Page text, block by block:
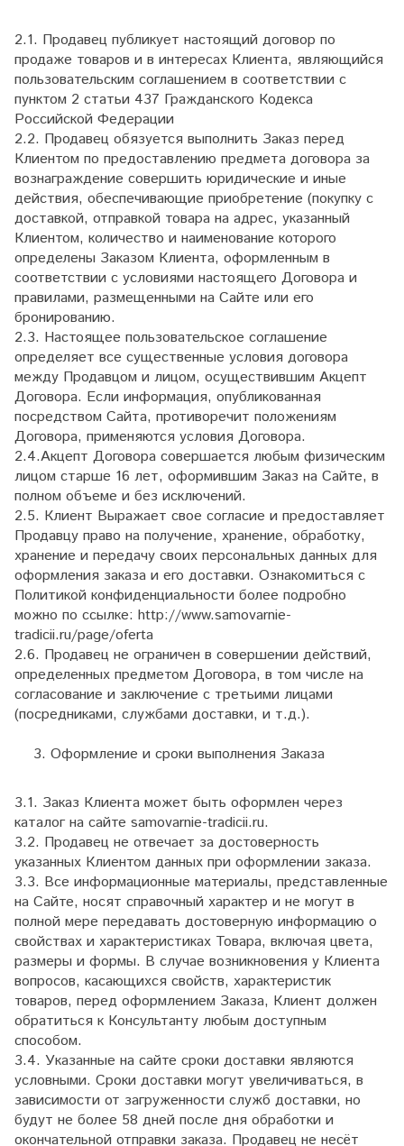
2.1. Продавец публикует настоящий договор по
продаже товаров и в интересах Клиента, являющийся
пользовательским соглашением в соответствии с
пунктом 2 статьи 437 Гражданского Кодекса
Российской Федерации
2.2. Продавец обязуется выполнить Заказ перед
Клиентом по предоставлению предмета договора за
вознаграждение совершить юридические и иные
действия, обеспечивающие приобретение (покупку с
доставкой, отправкой товара на адрес, указанный
Клиентом, количество и наименование которого
определены Заказом Клиента, оформленным в
соответствии с условиями настоящего Договора и
правилами, размещенными на Сайте или его
бронированию.
2.3. Настоящее пользовательское соглашение
определяет все существенные условия договора
между Продавцом и лицом, осуществившим Акцепт
Договора. Если информация, опубликованная
посредством Сайта, противоречит положениям
Договора, применяются условия Договора.
2.4.Акцепт Договора совершается любым физическим
лицом старше 16 лет, оформившим Заказ на Сайте, в
полном объеме и без исключений.
2.5. Клиент Выражает свое согласие и предоставляет
Продавцу право на получение, хранение, обработку,
хранение и передачу своих персональных данных для
оформления заказа и его доставки. Ознакомиться с
Политикой конфиденциальности более подробно
можно по ссылке: http://www.samovarnie-
tradicii.ru/page/oferta
2.6. Продавец не ограничен в совершении действий,
определенных предметом Договора, в том числе на
согласование и заключение с третьими лицами
(посредниками, службами доставки, и т.д.).
Оформление и сроки выполнения Заказа
3.1. Заказ Клиента может быть оформлен через
каталог на сайте samovarnie-tradicii.ru.
3.2. Продавец не отвечает за достоверность
указанных Клиентом данных при оформлении заказа.
3.3. Все информационные материалы, представленные
на Сайте, носят справочный характер и не могут в
полной мере передавать достоверную информацию о
свойствах и характеристиках Товара, включая цвета,
размеры и формы. В случае возникновения у Клиента
вопросов, касающихся свойств, характеристик
товаров, перед оформлением Заказа, Клиент должен
обратиться к Консультанту любым доступным
способом.
3.4. Указанные на сайте сроки доставки являются
условными. Сроки доставки могут увеличиваться, в
зависимости от загруженности служб доставки, но
будут не более 58 дней после дня обработки и
окончательной отправки заказа. Продавец не несёт